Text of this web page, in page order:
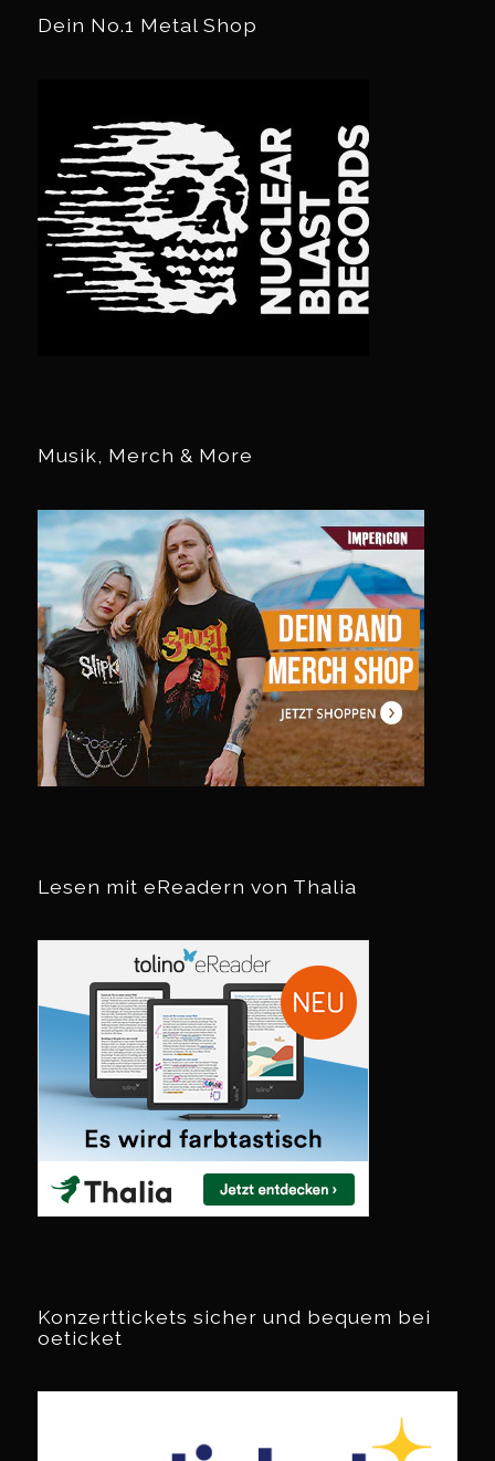
Dein No.1 Metal Shop
Musik, Merch & More
Lesen mit eReadern von Thalia
Konzerttickets sicher und bequem bei
oeticket